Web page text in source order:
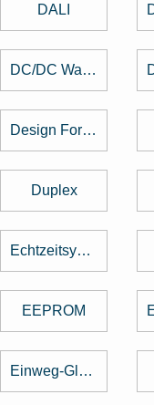
DALI
DC/DC Wandler
Design For Manufacturing
Duplex
Echtzeitsystem
EEPROM
Einweg-Gleichrichter